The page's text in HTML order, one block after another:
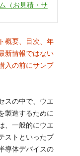
（お見積・サ
概要、目次、年
新情報ではない
入の前にサンプ
スの中で、ウエ
製造するために
、一般的にウエ
ストといったプ
導体デバイスの